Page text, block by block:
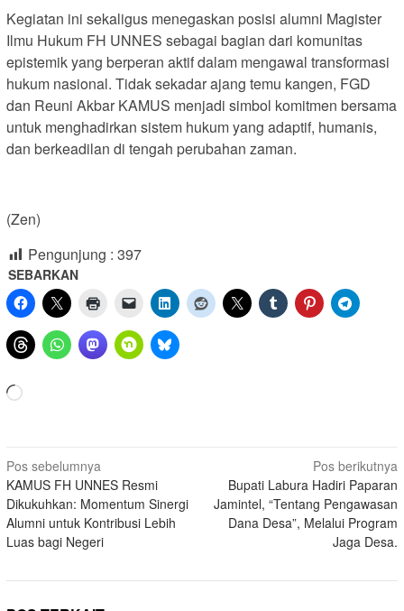
Kegiatan ini sekaligus menegaskan posisi alumni Magister
Ilmu Hukum FH UNNES sebagai bagian dari komunitas
epistemik yang berperan aktif dalam mengawal transformasi
hukum nasional. Tidak sekadar ajang temu kangen, FGD
dan Reuni Akbar KAMUS menjadi simbol komitmen bersama
untuk menghadirkan sistem hukum yang adaptif, humanis,
dan berkeadilan di tengah perubahan zaman.
(Zen)
Pengunjung : 397
SEBARKAN
Navigasi
pos
Pos sebelumnya
KAMUS FH UNNES Resmi
Dikukuhkan: Momentum Sinergi
Alumni untuk Kontribusi Lebih
Luas bagi Negeri
Pos berikutnya
Bupati Labura Hadiri Paparan
Jamintel, “Tentang Pengawasan
Dana Desa”, Melalui Program
Jaga Desa.